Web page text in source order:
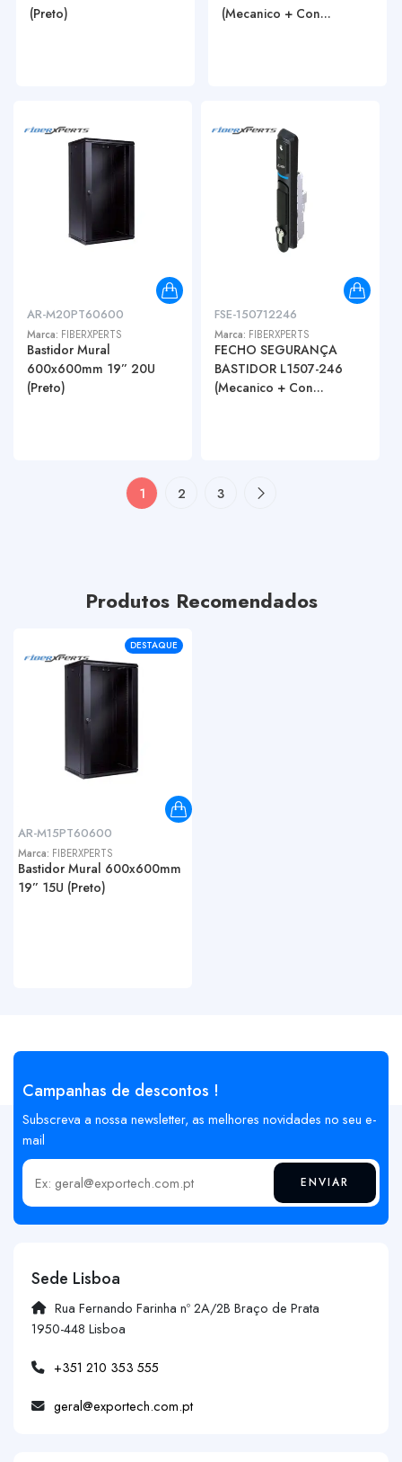
(Preto)
(Mecanico + Con...
AR-M20PT60600
Marca: FIBERXPERTS
Bastidor Mural
600x600mm 19” 20U
(Preto)
FSE-150712246
Marca: FIBERXPERTS
FECHO SEGURANÇA
BASTIDOR L1507-246
(Mecanico + Con...
1 2 3
Produtos Recomendados
DESTAQUE
AR-M15PT60600
Marca: FIBERXPERTS
Bastidor Mural 600x600mm
19” 15U (Preto)
Campanhas de descontos !
Subscreva a nossa newsletter, as melhores novidades no seu e-
mail
Insira o seu email ENVIAR
Sede Lisboa
Rua Fernando Farinha nº 2A/2B Braço de Prata
1950-448 Lisboa
+351 210 353 555
geral@exportech.com.pt